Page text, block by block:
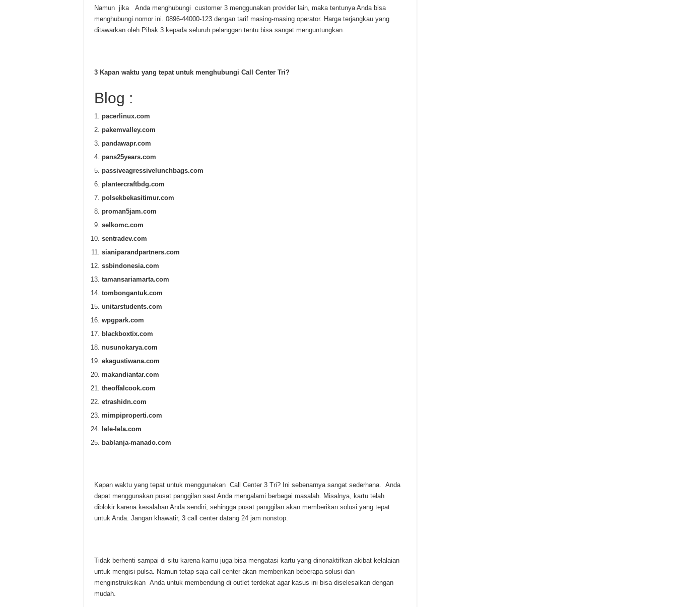
Namun jika Anda menghubungi customer 3 menggunakan provider lain, maka tentunya Anda bisa
menghubungi nomor ini. 0896-44000-123 dengan tarif masing-masing operator. Harga terjangkau yang
ditawarkan oleh Pihak 3 kepada seluruh pelanggan tentu bisa sangat menguntungkan.
3 Kapan waktu yang tepat untuk menghubungi Call Center Tri?
Blog :
pacerlinux.com
pakemvalley.com
pandawapr.com
pans25years.com
passiveagressivelunchbags.com
plantercraftbdg.com
polsekbekasitimur.com
proman5jam.com
selkomc.com
sentradev.com
sianiparandpartners.com
ssbindonesia.com
tamansariamarta.com
tombongantuk.com
unitarstudents.com
wpgpark.com
blackboxtix.com
nusunokarya.com
ekagustiwana.com
makandiantar.com
theoffalcook.com
etrashidn.com
mimpiproperti.com
lele-lela.com
bablanja-manado.com
Kapan waktu yang tepat untuk menggunakan Call Center 3 Tri? Ini sebenarnya sangat sederhana. Anda
dapat menggunakan pusat panggilan saat Anda mengalami berbagai masalah. Misalnya, kartu telah
diblokir karena kesalahan Anda sendiri, sehingga pusat panggilan akan memberikan solusi yang tepat
untuk Anda. Jangan khawatir, 3 call center datang 24 jam nonstop.
Tidak berhenti sampai di situ karena kamu juga bisa mengatasi kartu yang dinonaktifkan akibat kelalaian
untuk mengisi pulsa. Namun tetap saja call center akan memberikan beberapa solusi dan
menginstruksikan Anda untuk membendung di outlet terdekat agar kasus ini bisa diselesaikan dengan
mudah.